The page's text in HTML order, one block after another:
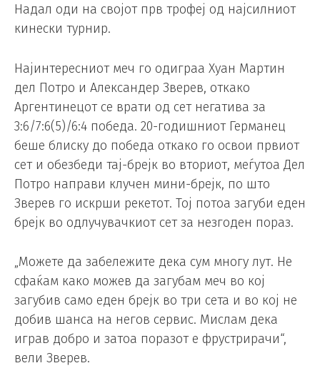
Надал оди на својот прв трофеј од најсилниот
кинески турнир.
Најинтересниот меч го одиграа Хуан Мартин
дел Потро и Александер Зверев, откако
Аргентинецот се врати од сет негатива за
3:6/7:6(5)/6:4 победа. 20-годишниот Германец
беше блиску до победа откако го освои првиот
сет и обезбеди тај-брејк во вториот, меѓутоа Дел
Потро направи клучен мини-брејк, по што
Зверев го искрши рекетот. Тој потоа загуби еден
брејк во одлучувачкиот сет за незгоден пораз.
„Можете да забележите дека сум многу лут. Не
сфаќам како можев да загубам меч во кој
загубив само еден брејк во три сета и во кој не
добив шанса на негов сервис. Мислам дека
играв добро и затоа поразот е фрустрирачи“,
вели Зверев.